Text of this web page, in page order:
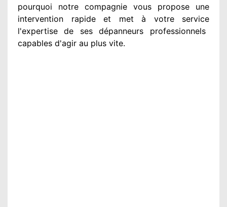
pourquoi notre compagnie vous propose une
intervention rapide et met à votre service
l'expertise de ses dépanneurs professionnels
capables d'agir au plus vite.